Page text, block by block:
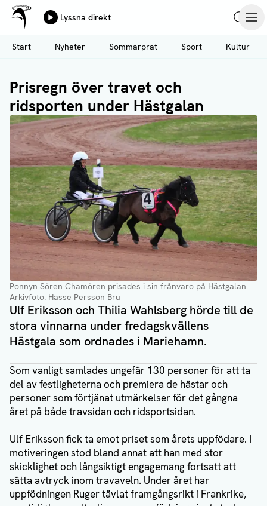
Hoppa
till
huvudinnehåll
Ålands Radio & TV
Lyssna direkt
Start
Nyheter Sommarprat Sport Kultur
Prisregn över travet och
ridsporten under Hästgalan
Ponnyn Sören Chamören prisades i sin frånvaro på Hästgalan.
Arkivfoto: Hasse Persson Bru
Ulf Eriksson och Thilia Wahlsberg hörde till de
stora vinnarna under fredagskvällens
Hästgala som ordnades i Mariehamn.
Som vanligt samlades ungefär 130 personer för att ta
del av festligheterna och premiera de hästar och
personer som förtjänat utmärkelser för det gångna
året på både travsidan och ridsportsidan.
Ulf Eriksson fick ta emot priset som årets uppfödare. I
motiveringen stod bland annat att han med stor
skicklighet och långsiktigt engagemang fortsatt att
sätta avtryck inom travaveln. Under året har
uppfödningen Ruger tävlat framgångsrikt i Frankrike,